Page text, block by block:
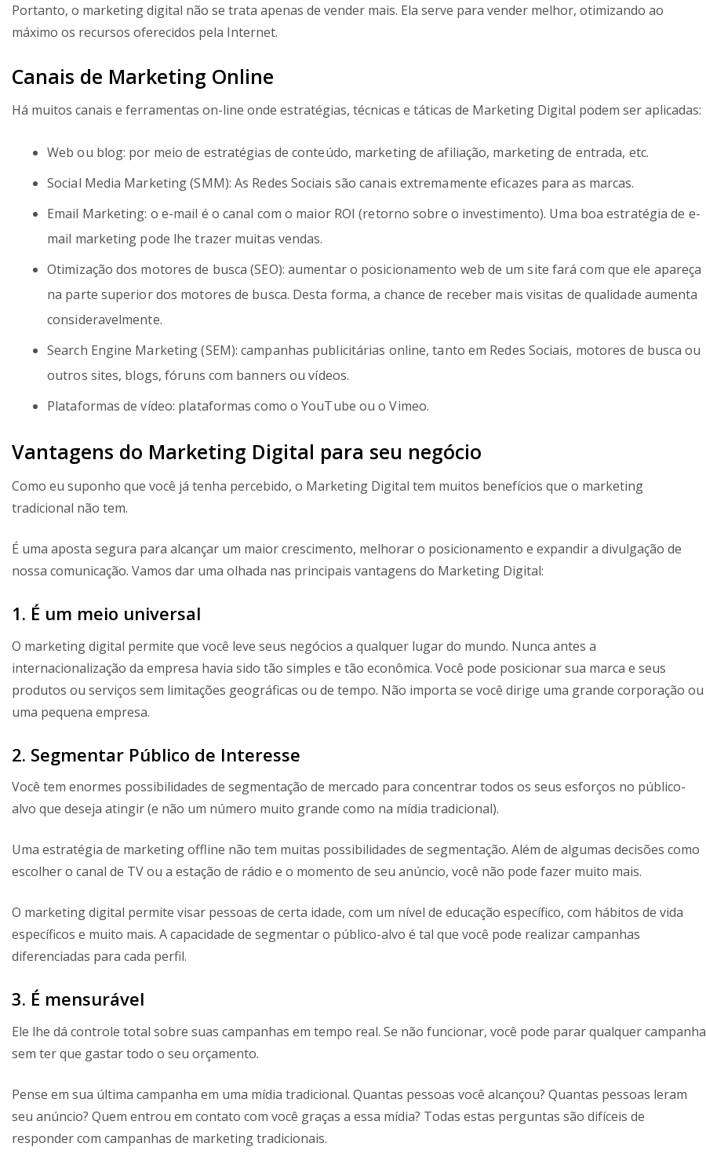
Portanto, o marketing digital não se trata apenas de vender mais. Ela serve para vender melhor, otimizando ao
máximo os recursos oferecidos pela Internet.
Canais de Marketing Online
Há muitos canais e ferramentas on-line onde estratégias, técnicas e táticas de Marketing Digital podem ser aplicadas:
Web ou blog: por meio de estratégias de conteúdo, marketing de afiliação, marketing de entrada, etc.
Social Media Marketing (SMM): As Redes Sociais são canais extremamente eficazes para as marcas.
Email Marketing: o e-mail é o canal com o maior ROI (retorno sobre o investimento). Uma boa estratégia de e-
mail marketing pode lhe trazer muitas vendas.
Otimização dos motores de busca (SEO): aumentar o posicionamento web de um site fará com que ele apareça
na parte superior dos motores de busca. Desta forma, a chance de receber mais visitas de qualidade aumenta
consideravelmente.
Search Engine Marketing (SEM): campanhas publicitárias online, tanto em Redes Sociais, motores de busca ou
outros sites, blogs, fóruns com banners ou vídeos.
Plataformas de vídeo: plataformas como o YouTube ou o Vimeo.
Vantagens do Marketing Digital para seu negócio
Como eu suponho que você já tenha percebido, o Marketing Digital tem muitos benefícios que o marketing
tradicional não tem.
É uma aposta segura para alcançar um maior crescimento, melhorar o posicionamento e expandir a divulgação de
nossa comunicação. Vamos dar uma olhada nas principais vantagens do Marketing Digital:
1. É um meio universal
O marketing digital permite que você leve seus negócios a qualquer lugar do mundo. Nunca antes a
internacionalização da empresa havia sido tão simples e tão econômica. Você pode posicionar sua marca e seus
produtos ou serviços sem limitações geográficas ou de tempo. Não importa se você dirige uma grande corporação ou
uma pequena empresa.
2. Segmentar Público de Interesse
Você tem enormes possibilidades de segmentação de mercado para concentrar todos os seus esforços no público-
alvo que deseja atingir (e não um número muito grande como na mídia tradicional).
Uma estratégia de marketing offline não tem muitas possibilidades de segmentação. Além de algumas decisões como
escolher o canal de TV ou a estação de rádio e o momento de seu anúncio, você não pode fazer muito mais.
O marketing digital permite visar pessoas de certa idade, com um nível de educação específico, com hábitos de vida
específicos e muito mais. A capacidade de segmentar o público-alvo é tal que você pode realizar campanhas
diferenciadas para cada perfil.
3. É mensurável
Ele lhe dá controle total sobre suas campanhas em tempo real. Se não funcionar, você pode parar qualquer campanha
sem ter que gastar todo o seu orçamento.
Pense em sua última campanha em uma mídia tradicional. Quantas pessoas você alcançou? Quantas pessoas leram
seu anúncio? Quem entrou em contato com você graças a essa mídia? Todas estas perguntas são difíceis de
responder com campanhas de marketing tradicionais.